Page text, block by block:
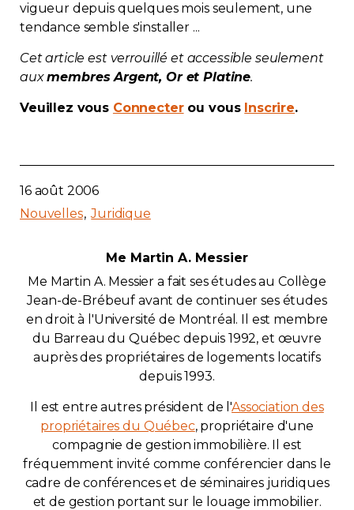
Zone Membres
Français
Contact
Adhésion
vigueur depuis quelques mois seulement, une
tendance semble s'installer ...
Cet article est verrouillé et accessible seulement
auxmembres Argent, Or et Platine.
Veuillez vous Connecterou vous Inscrire.
16 août 2006
Nouvelles Juridique
Me Martin A. Messier
Me Martin A. Messier a fait ses études au Collège
Jean-de-Brébeuf avant de continuer ses études
en droit à l'Université de Montréal. Il est membre
du Barreau du Québec depuis 1992, et œuvre
auprès des propriétaires de logements locatifs
depuis 1993.
Il est entre autres président de l'Association des
propriétaires du Québec, propriétaire d'une
compagnie de gestion immobilière. Il est
fréquemment invité comme conférencier dans le
cadre de conférences et de séminaires juridiques
et de gestion portant sur le louage immobilier.